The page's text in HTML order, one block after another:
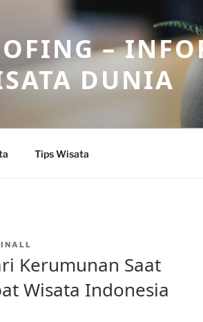
–
DUNIA
Tips Wisata
Kerumunan Saat
Wisata Indonesia